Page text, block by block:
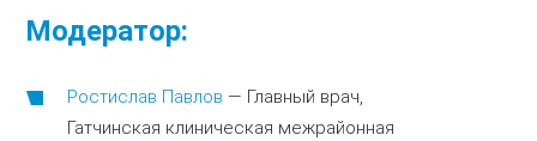
Модератор:
Ростислав Павлов — Главный врач,
Гатчинская клиническая межрайонная